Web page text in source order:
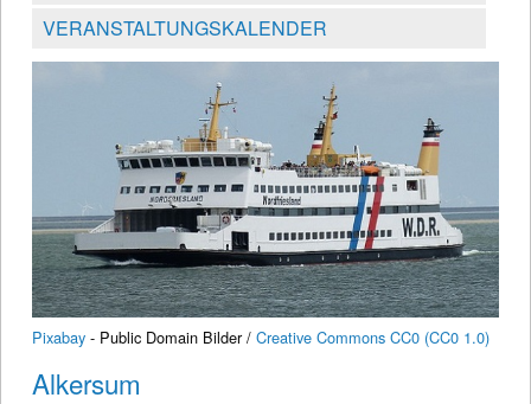
VERANSTALTUNGSKALENDER
Pixabay - Public Domain Bilder / Creative Commons CC0 (CC0 1.0)
Alkersum